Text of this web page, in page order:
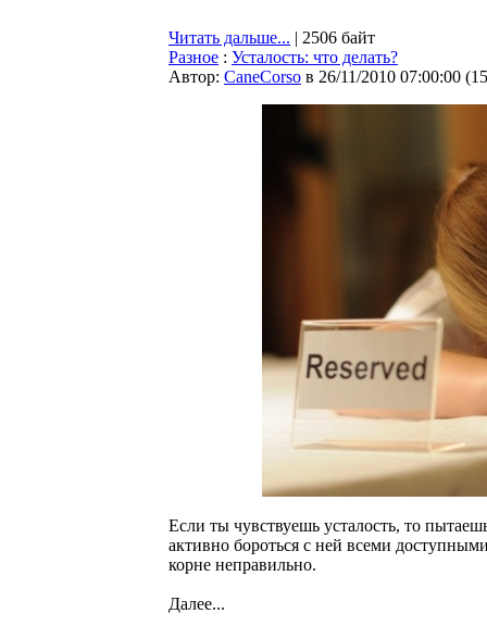
Читать дальше... | 2506 байт
Разное : Усталость: что делать?
Автор: CaneCorso в 26/11/2010 07:00:00 (
Если ты чувствуешь усталость, то
активно бороться с ней всеми
корне неправильно.
Далее...